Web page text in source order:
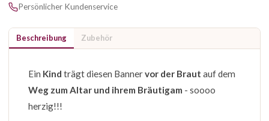
Persönlicher Kundenservice
Beschreibung Zubehör
Ein Kind trägt diesen Bannervor der Braut auf dem
Weg zum Altar und ihrem Bräutigam - soooo
herzig!!!